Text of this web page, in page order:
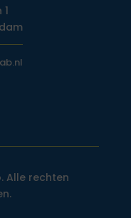
Alle rechten